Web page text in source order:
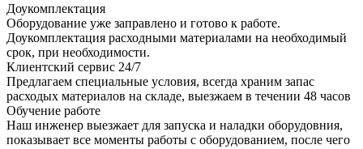
Доукомплектация
Оборудование уже заправлено и готово к работе.
Доукомплектация расходными материалами на необходимый
срок, при необходимости.
Клиентский сервис 24/7
Предлагаем специальные условия, всегда храним запас
расходых материалов на складе, выезжаем в течении 48 часов
Обучение работе
Наш инженер выезжает для запуска и наладки оборудовния,
показывает все моменты работы с оборудованием, после чего